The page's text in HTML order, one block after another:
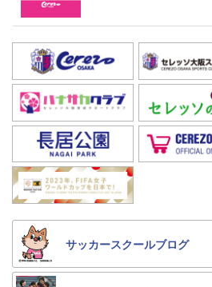
サッカースクールブログ